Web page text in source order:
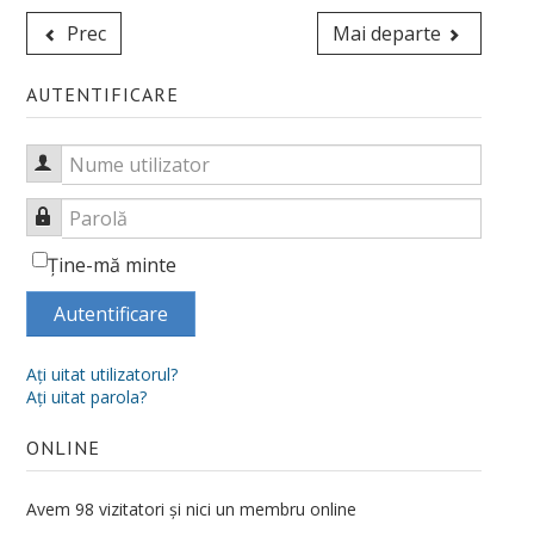
DEPARTAMENTE
Psihologie
Ştiinţe ale Educaţiei
Școală doctorală de Sociologie
Doctoranzi
Regulamentul școlii doctorale
Admitere Doctorat
Ph. D in Sociology at the University of Oradea
Bursa Doctorala
CV cadre didactice
Prec Mai departe
AUTENTIFICARE
Nume utilizator
Parolă
Ţine-mă minte
Autentificare
Aţi uitat utilizatorul?
Aţi uitat parola?
ONLINE
Avem 98 vizitatori și nici un membru online